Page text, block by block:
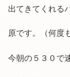
出てきてくれる
原です。（何度
今朝の５３０で